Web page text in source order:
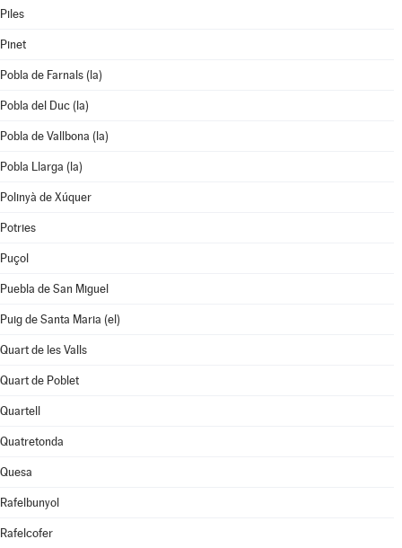
Piles
Pinet
Pobla de Farnals (la)
Pobla del Duc (la)
Pobla de Vallbona (la)
Pobla Llarga (la)
Polinyà de Xúquer
Potries
Puçol
Puebla de San Miguel
Puig de Santa Maria (el)
Quart de les Valls
Quart de Poblet
Quartell
Quatretonda
Quesa
Rafelbunyol
Rafelcofer